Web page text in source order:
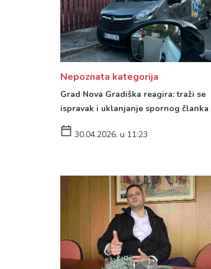
Nepoznata kategorija
Grad Nova Gradiška reagira: traži se
ispravak i uklanjanje spornog članka
30.04.2026. u 11:23